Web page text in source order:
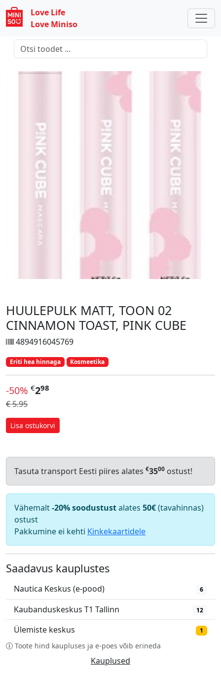
Love Life
Love Miniso
HUULEPULK MATT, TOON 02
CINNAMON TOAST, PINK CUBE
4894916045769
Eriti hea hinnaga Kosmeetika
-50% €298
€ 5.95
Lisa ostukorvi
Tasuta transport Eesti piires alates €3500 ostust!
Vähemalt-20% soodustustalates 50€(tavahinnas)
ostust
Pakkumine ei kehti Kinkekaartidele
Saadavus kauplustes
Nautica Keskus (e-pood) 6
Kaubanduskeskus T1 Tallinn 12
Ülemiste keskus 1
Toote hind kaupluses ja e-poes võib erineda
Kauplused